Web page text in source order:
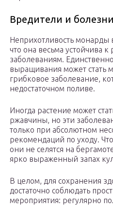
Вредители и болезни
Неприхотливость монарды
что она весьма устойчива
заболеваниям.
выращивания может стать
грибковое заболевание,
недостаточном поливе.
Иногда растение может
ржавчины, но эти
только при абсолютном
рекомендаций по уходу.
они не селятся на
ярко выраженный запах
В целом, для сохранения
достаточно соблюдать
мероприятия: регулярно